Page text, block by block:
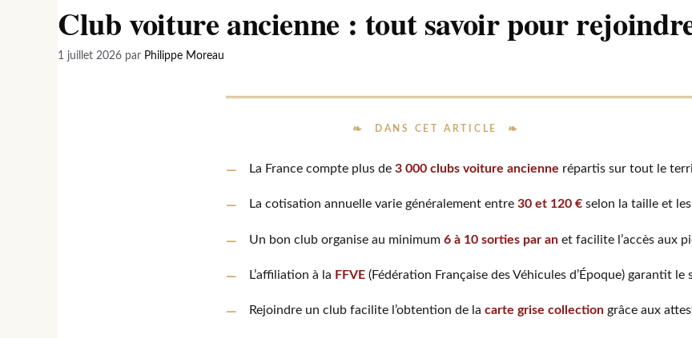
Club voiture ancienne : tout savoir pour
1 juillet 2026 par Philippe Moreau
DANS CET ARTICLE
La France compte plus de 3 000 clubs voiture ancienne répartis sur tout le
La cotisation annuelle varie généralement entre 30 et 120 €selon la taille et
Un bon club organise au minimum 6 à 10 sorties par anet facilite l’accès aux
L’affiliation à la FFVE(Fédération Française des Véhicules d’Époque) garantit le
Rejoindre un club facilite l’obtention de la carte grise collectiongrâce aux